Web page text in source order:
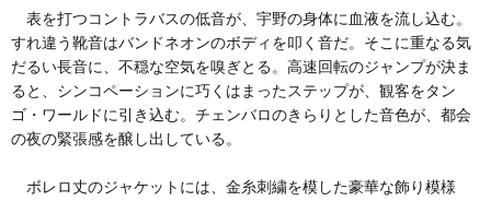
表を打つコントラバスの低音が、宇野の身体に血液を流し込む。
すれ違う靴音はバンドネオンのボディを叩く音だ。そこに重なる気
だるい長音に、不穏な空気を嗅ぎとる。高速回転のジャンプが決ま
ると、シンコペーションに巧くはまったステップが、観客をタン
ゴ・ワールドに引き込む。チェンバロのきらりとした音色が、都会
の夜の緊張感を醸し出している。
ボレロ丈のジャケットには、金糸刺繍を模した豪華な飾り模様